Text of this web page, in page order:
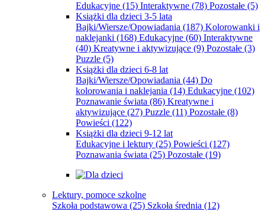
Edukacyjne (15) Interaktywne (78) Pozostałe (5)
Książki dla dzieci 3-5 lata
Bajki/Wiersze/Opowiadania (187) Kolorowanki i
naklejanki (168) Edukacyjne (60) Interaktywne
(40) Kreatywne i aktywizujące (9) Pozostałe (3)
Puzzle (5)
Książki dla dzieci 6-8 lat
Bajki/Wiersze/Opowiadania (44) Do
kolorowania i naklejania (14) Edukacyjne (102)
Poznawanie świata (86) Kreatywne i
aktywizujące (27) Puzzle (11) Pozostałe (8)
Powieści (122)
Książki dla dzieci 9-12 lat
Edukacyjne i lektury (25) Powieści (127)
Poznawania świata (25) Pozostałe (19)
Lektury, pomoce szkolne
Szkoła podstawowa (25) Szkoła średnia (12)